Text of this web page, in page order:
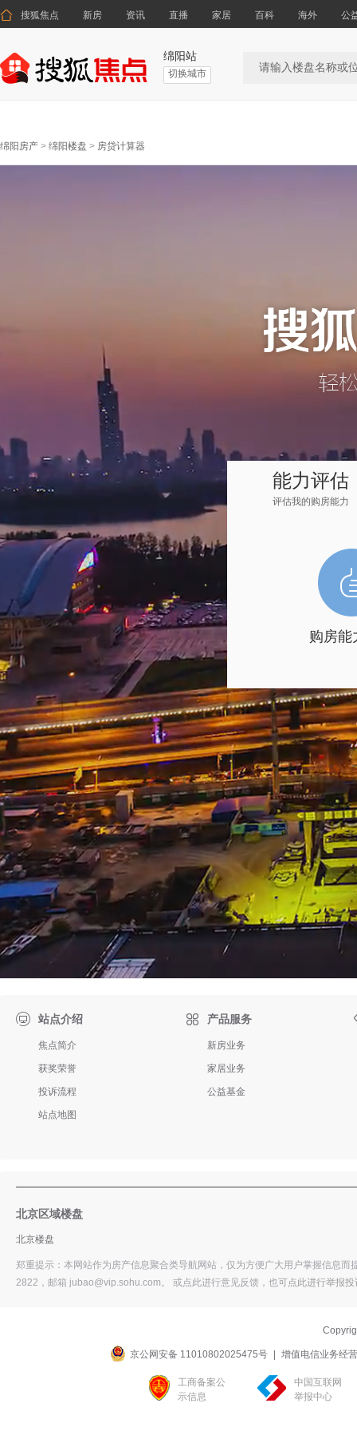
 搜狐焦点 新房 资讯 直播 家居 百科 海外 公
绵阳站
切换城市
绵阳房产 > 绵阳楼盘 > 房贷计算器
能力评估
评估我的购房能力
购房能
站点介绍
焦点简介
获奖荣誉
投诉流程
站点地图
 产品服务
新房业务
家居业务
公益基金
北京区域楼盘
北京楼盘
郑重提示：本网站作为房产信息聚合类导航网站，仅为方便广大用户掌握信息
2822，邮箱 jubao@vip.sohu.com。 或点此进行意见反馈， 也可点此进行举报投
京公网安备 11010802025475号 增值电信业务经
工商备案公
示信息
中国互联网
举报中心